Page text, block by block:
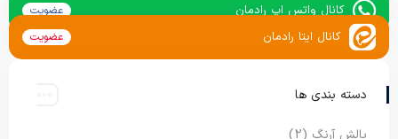
کانال واتس اپ رادمان عضویت
کانال ایتا رادمان عضویت
دسته بندی ها
بالش آرنگ (2)